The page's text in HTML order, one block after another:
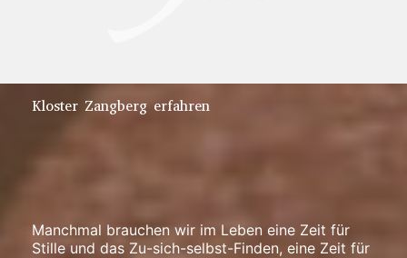
Kloster Zangberg erfahren
Manchmal brauchen wir im Leben eine Zeit für
Stille und das Zu-sich-selbst-Finden, eine Zeit für